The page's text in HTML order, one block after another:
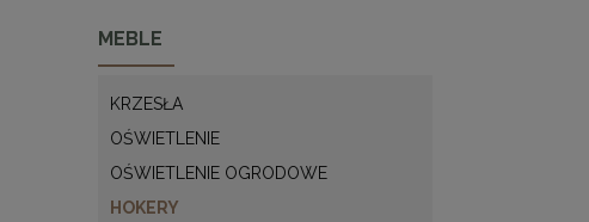
MEBLE
KRZESŁA
OŚWIETLENIE
OŚWIETLENIE OGRODOWE
HOKERY